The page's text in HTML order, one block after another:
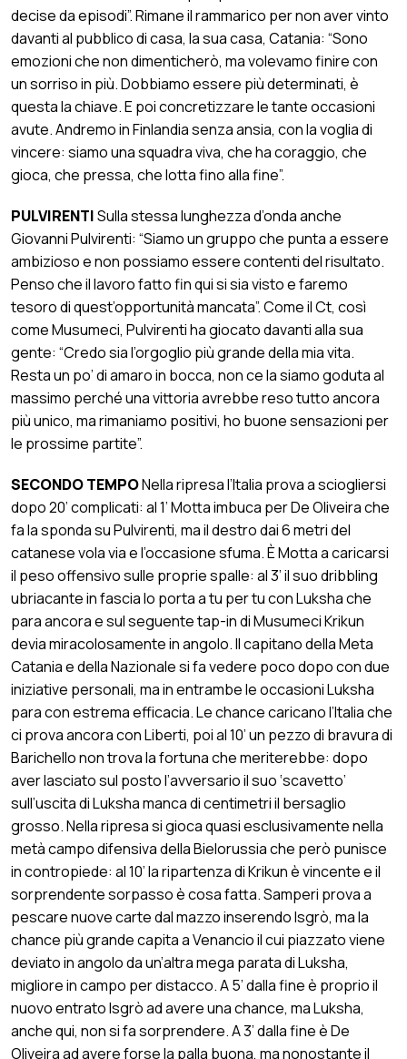
decise da episodi”. Rimane il rammarico per non aver vinto
davanti al pubblico di casa, la sua casa, Catania: “Sono
emozioni che non dimenticherò, ma volevamo finire con
un sorriso in più. Dobbiamo essere più determinati, è
questa la chiave. E poi concretizzare le tante occasioni
avute. Andremo in Finlandia senza ansia, con la voglia di
vincere: siamo una squadra viva, che ha coraggio, che
gioca, che pressa, che lotta fino alla fine”.
PULVIRENTISulla stessa lunghezza d’onda anche
Giovanni Pulvirenti: “Siamo un gruppo che punta a essere
ambizioso e non possiamo essere contenti del risultato.
Penso che il lavoro fatto fin qui si sia visto e faremo
tesoro di quest’opportunità mancata”. Come il Ct, così
come Musumeci, Pulvirenti ha giocato davanti alla sua
gente: “Credo sia l’orgoglio più grande della mia vita.
Resta un po’ di amaro in bocca, non ce la siamo goduta al
massimo perché una vittoria avrebbe reso tutto ancora
più unico, ma rimaniamo positivi, ho buone sensazioni per
le prossime partite”.
SECONDO TEMPONella ripresa l’Italia prova a sciogliersi
dopo 20’ complicati: al 1’ Motta imbuca per De Oliveira che
fa la sponda su Pulvirenti, ma il destro dai 6 metri del
catanese vola via e l’occasione sfuma. È Motta a caricarsi
il peso offensivo sulle proprie spalle: al 3’ il suo dribbling
ubriacante in fascia lo porta a tu per tu con Luksha che
para ancora e sul seguente tap-in di Musumeci Krikun
devia miracolosamente in angolo. Il capitano della Meta
Catania e della Nazionale si fa vedere poco dopo con due
iniziative personali, ma in entrambe le occasioni Luksha
para con estrema efficacia. Le chance caricano l’Italia che
ci prova ancora con Liberti, poi al 10’ un pezzo di bravura di
Barichello non trova la fortuna che meriterebbe: dopo
aver lasciato sul posto l’avversario il suo ‘scavetto’
sull’uscita di Luksha manca di centimetri il bersaglio
grosso. Nella ripresa si gioca quasi esclusivamente nella
metà campo difensiva della Bielorussia che però punisce
in contropiede: al 10’ la ripartenza di Krikun è vincente e il
sorprendente sorpasso è cosa fatta. Samperi prova a
pescare nuove carte dal mazzo inserendo Isgrò, ma la
chance più grande capita a Venancio il cui piazzato viene
deviato in angolo da un’altra mega parata di Luksha,
migliore in campo per distacco. A 5’ dalla fine è proprio il
nuovo entrato Isgrò ad avere una chance, ma Luksha,
anche qui, non si fa sorprendere. A 3’ dalla fine è De
Oliveira ad avere forse la palla buona, ma nonostante il